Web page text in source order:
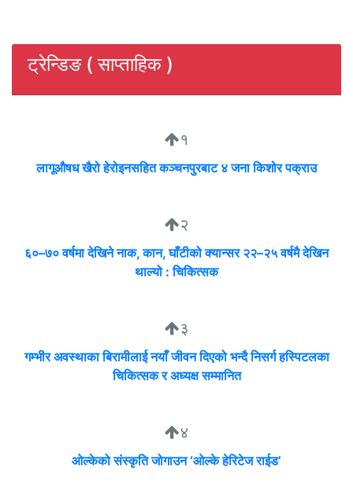
ट्रेन्डिङ ( साप्ताहिक )
१
लागूऔषध खैरो हेरोइनसहित कञ्चनपुरबाट ४ जना किशोर पक्राउ
२
६०–७० वर्षमा देखिने नाक, कान, घाँटीको क्यान्सर २२–२५ वर्षमै देखिन
थाल्यो : चिकित्सक
३
गम्भीर अवस्थाका बिरामीलाई नयाँ जीवन दिएको भन्दै निसर्ग हस्पिटलका
चिकित्सक र अध्यक्ष सम्मानित
४
ओल्केको संस्कृति जोगाउन ‘ओल्के हेरिटेज राईड’